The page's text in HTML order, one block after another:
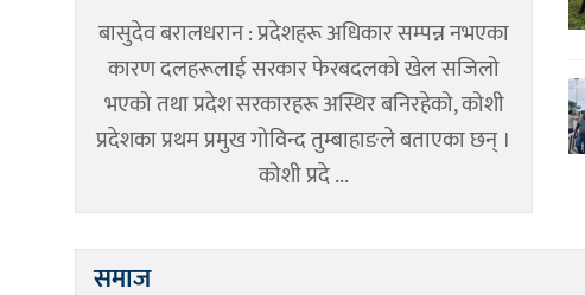
बासुदेव बरालधरान : प्रदेशहरू अधिकार सम्पन्न नभएका
कारण दलहरूलाई सरकार फेरबदलको खेल सजिलो
भएको तथा प्रदेश सरकारहरू अस्थिर बनिरहेको, कोशी
प्रदेशका प्रथम प्रमुख गोविन्द तुम्बाहाङले बताएका छन् ।
कोशी प्रदे ...
समाज